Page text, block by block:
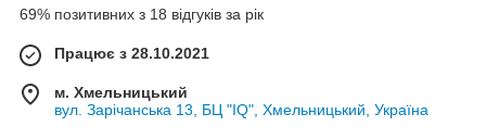
69% позитивних з 18 відгуків за рік
Працює з 28.10.2021
м. Хмельницький
вул. Зарічанська 13, БЦ "IQ", Хмельницький, Україна